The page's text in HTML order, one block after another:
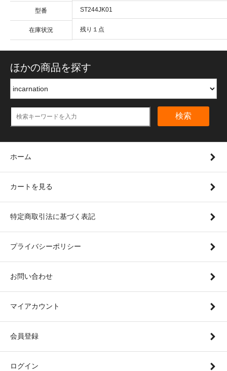
型番 ST244JK01
在庫状況 残り１点
ほかの商品を探す
検索
ホーム
カートを見る
特定商取引法に基づく表記
プライバシーポリシー
お問い合わせ
マイアカウント
会員登録
ログイン